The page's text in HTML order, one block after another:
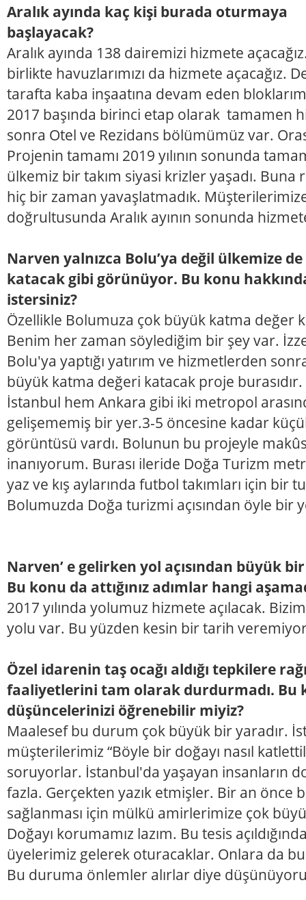
Aralık ayında kaç kişi burada oturmaya
başlayacak?
Aralık ayında 138 dairemizi hizmete
birlikte havuzlarımızı da hizmete açacağız.
tarafta kaba inşaatına devam eden
2017 başında birinci etap olarak tamamen
sonra Otel ve Rezidans bölümümüz var.
Projenin tamamı 2019 yılının sonunda
ülkemiz bir takım siyasi krizler yaşadı. Buna
hiç bir zaman yavaşlatmadık.
doğrultusunda Aralık ayının sonunda
Narven yalnızca Bolu’ya değil ülkemize
katacak gibi görünüyor. Bu konu
istersiniz?
Özellikle Bolumuza çok büyük katma değer
Benim her zaman söylediğim bir şey var.
Bolu'ya yaptığı yatırım ve hizmetlerden
büyük katma değeri katacak proje
İstanbul hem Ankara gibi iki metropol
gelişememiş bir yer.3-5 öncesine kadar
görüntüsü vardı. Bolunun bu projeyle
inanıyorum. Burası ileride Doğa Turizm
yaz ve kış aylarında futbol takımları için bir
Bolumuzda Doğa turizmi açısından öyle bir
Narven’ e gelirken yol açısından büyük
Bu konu da attığınız adımlar hangi
2017 yılında yolumuz hizmete açılacak.
yolu var. Bu yüzden kesin bir tarih
Özel idarenin taş ocağı aldığı tepkilere
faaliyetlerini tam olarak durdurmadı. Bu
düşüncelerinizi öğrenebilir miyiz?
Maalesef bu durum çok büyük bir yaradır.
müşterilerimiz “Böyle bir doğayı nasıl
soruyorlar. İstanbul'da yaşayan insanların
fazla. Gerçekten yazık etmişler. Bir an önce
sağlanması için mülkü amirlerimize çok
Doğayı korumamız lazım. Bu tesis
üyelerimiz gelerek oturacaklar. Onlara da
Bu duruma önlemler alırlar diye